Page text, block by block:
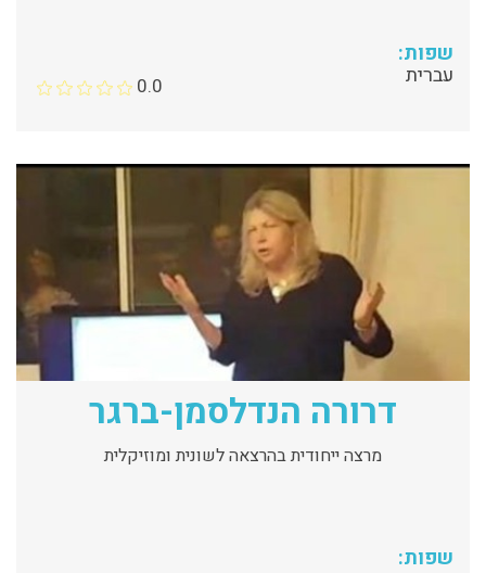
שפות:
עברית 0.0
דרורה הנדלסמן-ברגר
מרצה ייחודית בהרצאה לשונית ומוזיקלית
שפות: